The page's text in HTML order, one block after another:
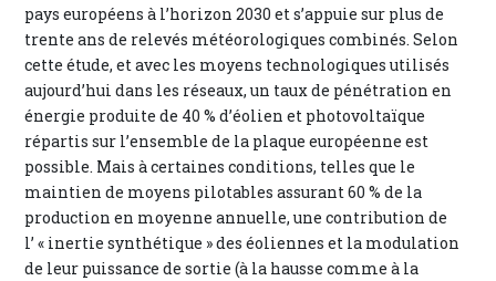
pays européens à l’horizon 2030 et s’appuie sur plus de
trente ans de relevés météorologiques combinés. Selon
cette étude, et avec les moyens technologiques utilisés
aujourd’hui dans les réseaux, un taux de pénétration en
énergie produite de 40 % d’éolien et photovoltaïque
répartis sur l’ensemble de la plaque européenne est
possible. Mais à certaines conditions, telles que le
maintien de moyens pilotables assurant 60 % de la
production en moyenne annuelle, une contribution de
l’ « inertie synthétique » des éoliennes et la modulation
de leur puissance de sortie (à la hausse comme à la